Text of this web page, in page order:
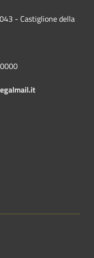
- Castiglione della